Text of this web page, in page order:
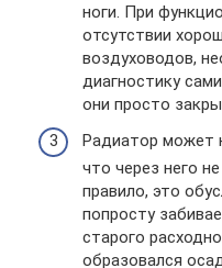
ноги. При
отсутствии
воздуховодов,
диагностику
они просто
Радиатор может
что через него
правило, это
попросту
старого
образовался